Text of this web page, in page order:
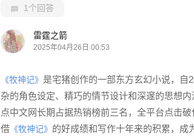
1个回答
雷霆之箭
2025年04月26日 00:53
《牧神记》 是宅猪创作的一部东方玄幻小说，自
杂的角色设定、精巧的情节设计和深邃的思想
点中文网长期占据热销榜前三名，全平台点击
借 《牧神记》 的好成绩和写作十年来的积累，成